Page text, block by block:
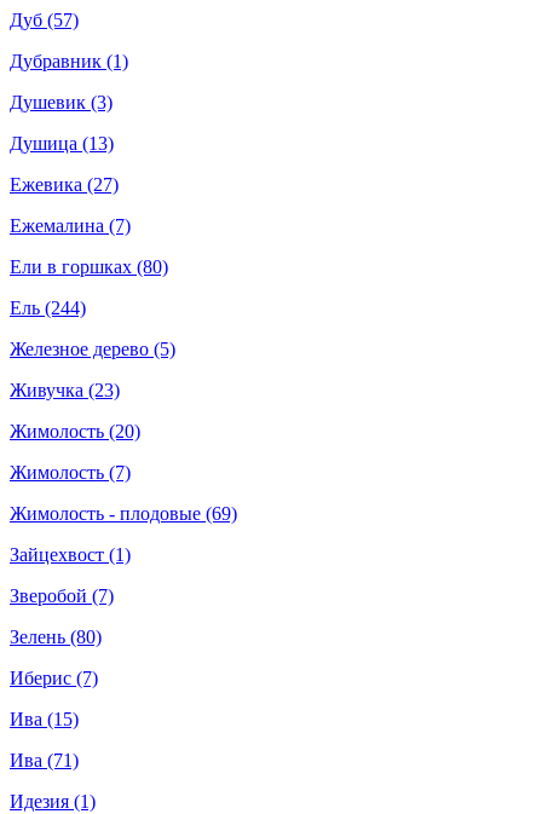
Дуб (57)
Дубравник (1)
Душевик (3)
Душица (13)
Ежевика (27)
Ежемалина (7)
Ели в горшках (80)
Ель (244)
Железное дерево (5)
Живучка (23)
Жимолость (20)
Жимолость (7)
Жимолость - плодовые (69)
Зайцехвост (1)
Зверобой (7)
Зелень (80)
Иберис (7)
Ива (15)
Ива (71)
Идезия (1)